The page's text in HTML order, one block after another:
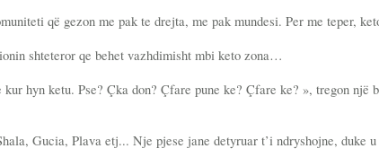
që gezon me pak te drejta, me pak mundesi. Per me teper,
shteteror qe behet vazhdimisht mbi keto zona…
hyn ketu. Pse? Çka don? Çfare pune ke? Çfare ke? », tregon
Gucia, Plava etj... Nje pjese jane detyruar t’i ndryshojne, duke